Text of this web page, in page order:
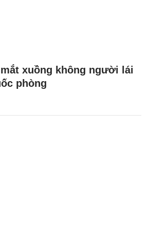
xuồng không người lái
phòng